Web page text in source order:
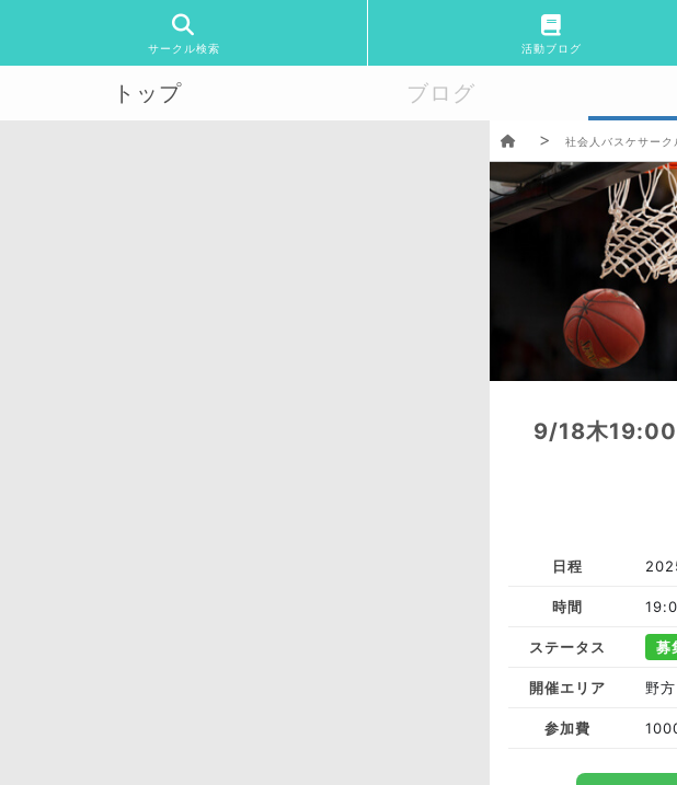
サークル検索 活動ブログ
トップ ブログ
社会人バスケサーク
9/18木
日程
時間
ステータス 募
開催エリア 野方
参加費